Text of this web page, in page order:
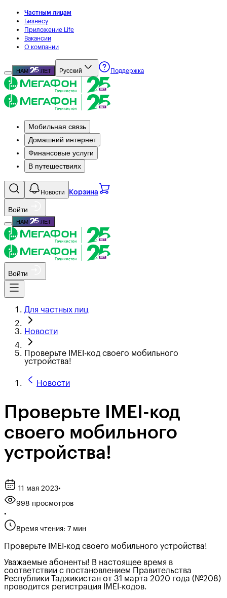
Частным лицам
Бизнесу
Приложение Life
Вакансии
О компании
НАМ ЛЕТ Русский Поддержка
Мобильная связь
Домашний интернет
Финансовые услуги
В путешествиях
Новости Корзина
Войти
НАМ ЛЕТ
Войти
Для частных лиц
Новости
Проверьте IMEI-код своего мобильного
устройства!
Новости
Проверьте IMEI-код
своего мобильного
устройства!
11 мая 2023•
998 просмотров
•
Время чтения: 7 мин
Проверьте IMEI-код своего мобильного устройства!
Уважаемые абоненты! В настоящее время в
соответствии с постановлением Правительства
Республики Таджикистан от 31 марта 2020 года (№208)
проводится регистрация IMEI-кодов.